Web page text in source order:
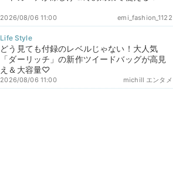
emi_fashion_1122
2026/08/06 11:00
どう見ても付録のレベルじゃない！大人気
「ダーリッチ」の新作ツイードバッグが高見
え＆大容量♡
michill エンタメ
2026/08/06 11:00